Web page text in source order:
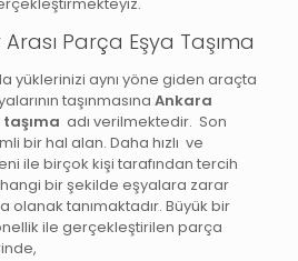
Parça Eşya Taşıma
yüklerinizi aynı yöne giden araçta
taşınmasına Ankara
adı verilmektedir. Son
bir hal alan. Daha hızlı ve
ile birçok kişi tarafından tercih
bir şekilde eşyalara zarar
olanak tanımaktadır. Büyük bir
ile gerçekleştirilen parça